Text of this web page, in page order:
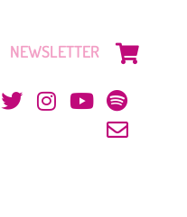
NEWSLETTER